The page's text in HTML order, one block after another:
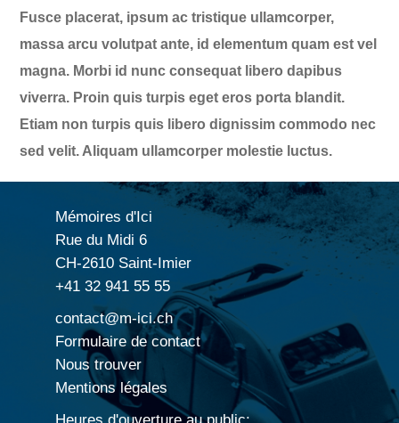
Fusce placerat, ipsum ac tristique ullamcorper,
massa arcu volutpat ante, id elementum quam est vel
magna. Morbi id nunc consequat libero dapibus
viverra. Proin quis turpis eget eros porta blandit.
Etiam non turpis quis libero dignissim commodo nec
sed velit. Aliquam ullamcorper molestie luctus.
Mémoires d'Ici
Rue du Midi 6
CH-2610 Saint-Imier
+41 32 941 55 55
contact@m-ici.ch
Formulaire de contact
Nous trouver
Mentions légales